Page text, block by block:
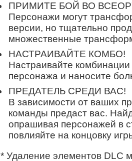
ПРИМИТЕ БОЙ ВО
Персонажи могут
версии, но тщательно
множественные
НАСТРАИВАЙТЕ КОМБО!
Настраивайте
персонажа и наносите
ПРЕДАТЕЛЬ СРЕДИ ВАС!
В зависимости от ваших
команды предаст вас.
опрашивая персонажей в
повлияйте на концовку
* Удаление элементов DLC